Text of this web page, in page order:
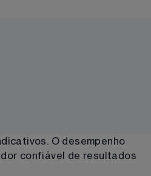
O desempenho
confiável de resultados